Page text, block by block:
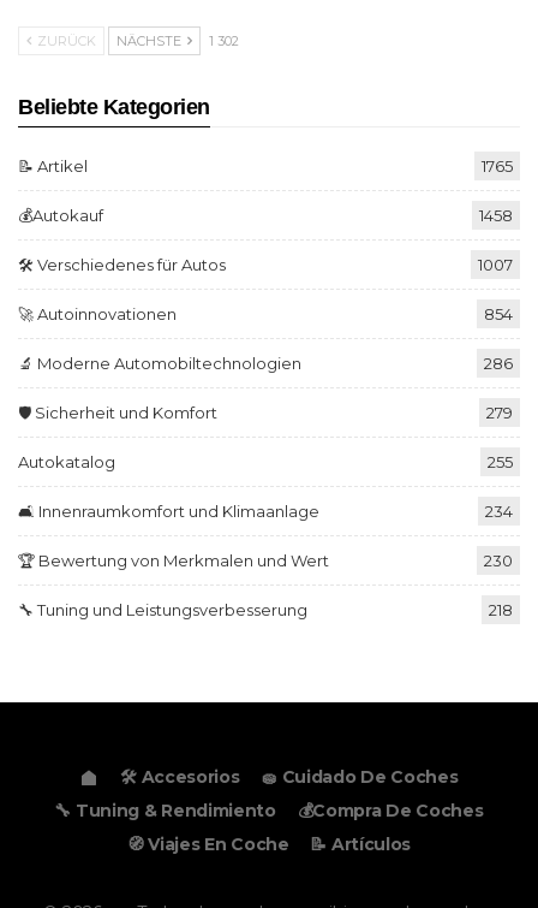
ZURÜCK NÄCHSTE 1 302
Beliebte Kategorien
📝 Artikel 1765
💰Autokauf 1458
🛠️ Verschiedenes für Autos 1007
🚀 Autoinnovationen 854
🔬 Moderne Automobiltechnologien 286
🛡️ Sicherheit und Komfort 279
Autokatalog 255
🛋️ Innenraumkomfort und Klimaanlage 234
🏆 Bewertung von Merkmalen und Wert 230
🔧 Tuning und Leistungsverbesserung 218
🛠️ Accesorios
🧽 Cuidado De Coches
🔧 Tuning & Rendimiento
💰Compra De Coches
🧭 Viajes En Coche
📝 Artículos